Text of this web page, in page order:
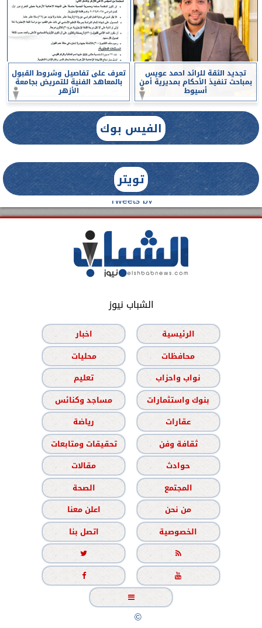
تجديد الثقة للرائد احمد عويس
بمباحث تنفيذ الأحكام بمديرية أمن
أسيوط
تعرف على تفاصيل وشروط القبول
بالمعاهد الفنية للتمريض بجامعة
الأزهر
الفيس بوك
تويتر
Tweets by
الشباب نيوز
الرئيسية
اخبار
محافظات
محليات
نواب واحزاب
تعليم
بنوك واستثمارات
مساجد وكنائس
عقارات
رياضة
ثقافة وفن
تحقيقات ومتابعات
حوادث
مقالات
المجتمع
الصحة
من نحن
اعلن معنا
الخصوصية
اتصل بنا





جميع الحقوق محفوظة©